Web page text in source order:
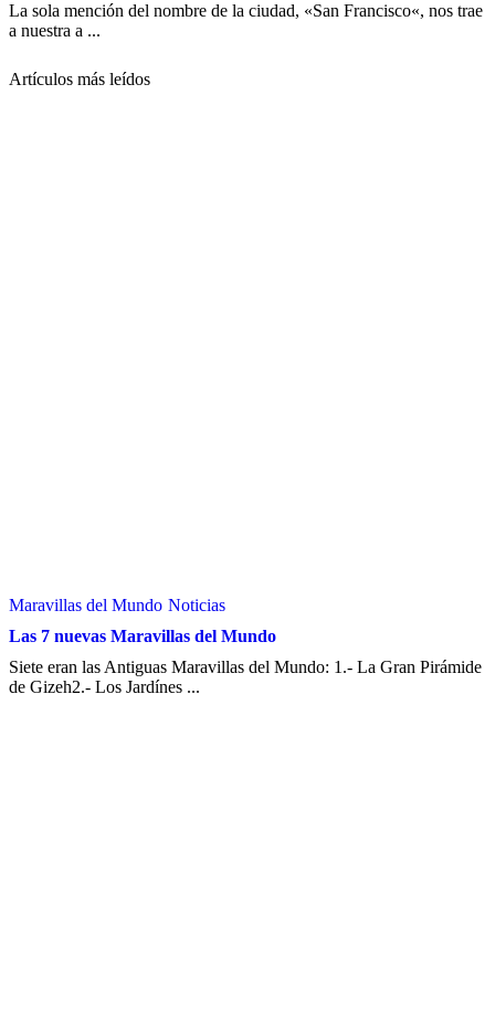
La sola mención del nombre de la ciudad, «San Francisco«, nos trae
a nuestra a ...
Artículos más leídos
Maravillas del Mundo Noticias
Las 7 nuevas Maravillas del Mundo
Siete eran las Antiguas Maravillas del Mundo: 1.- La Gran Pirámide
de Gizeh2.- Los Jardínes ...